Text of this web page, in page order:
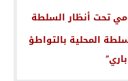
تحت أنظار السلطة
المحلية بالتواطؤ